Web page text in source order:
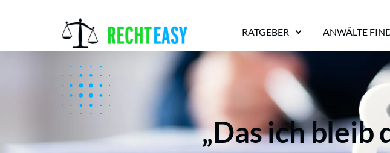
RATGEBER ANWÄLTE
„Das ich bleib
Alle Anwälte